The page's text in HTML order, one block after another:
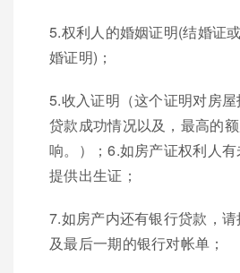
5.权利人的婚姻证明(结婚证
婚证明)；
5.收入证明（这个证明对房
贷款成功情况以及，最高的
响。）；6.如房产证权利人
提供出生证；
7.如房产内还有银行贷款，
及最后一期的银行对帐单；